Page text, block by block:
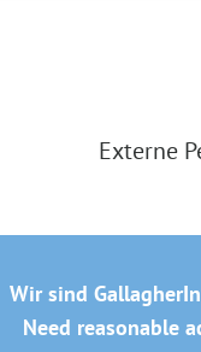
Externe
Wir sind Gallagher
Need reasonable